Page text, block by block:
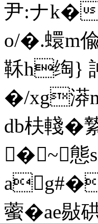
尹:ナk��.
o/�.蠉m
鞂h绹}
�/xg漭
db枎輚�
�~態
藌�ae敡